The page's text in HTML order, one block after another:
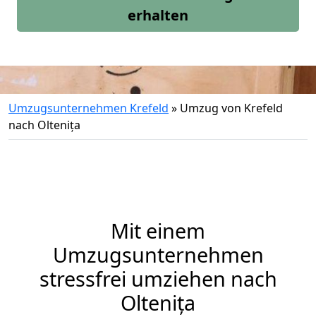
erhalten
Umzugsunternehmen Krefeld » Umzug von Krefeld
nach Oltenița
Mit einem
Umzugsunternehmen
stressfrei umziehen nach
Oltenița